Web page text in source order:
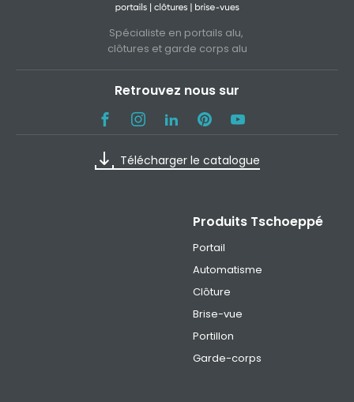
Spécialiste en portails alu,
clôtures et garde corps alu
Retrouvez nous sur
Télécharger le catalogue
Produits Tschoeppé
Portail
Automatisme
Clôture
Brise-vue
Portillon
Garde-corps